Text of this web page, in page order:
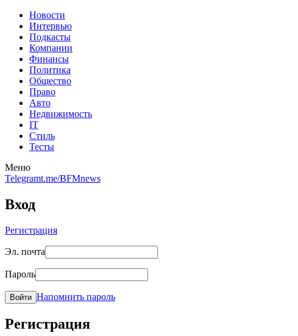
Новости
Интервью
Подкасты
Компании
Финансы
Политика
Общество
Право
Авто
Недвижимость
IT
Стиль
Тесты
Меню
Telegramt.me/BFMnews
Вход
Регистрация
Эл. почта
Пароль
Войти Напомнить пароль
Регистрация